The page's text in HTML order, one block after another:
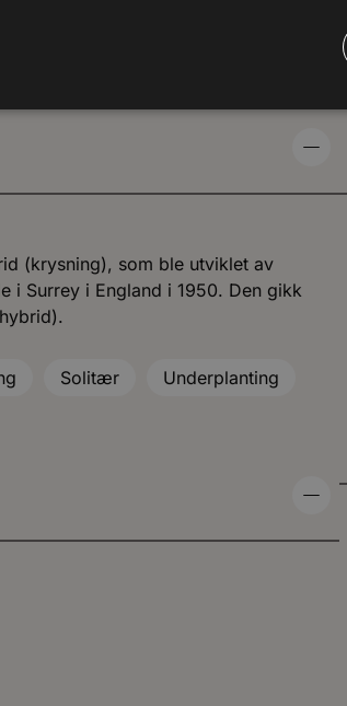
(krysning), som ble utviklet av
i Surrey i England i 1950. Den gikk
Solitær Underplanting